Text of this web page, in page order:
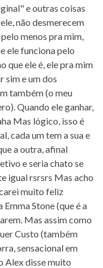
e outras coisas
não desmerecem
menos pra mim,
ele funciona pelo
que ele é, ele pra mim
sim e um dos
também (o meu
Quando ele ganhar,
Mas lógico, isso é
cada um tem a sua e
a outra, afinal
e seria chato se
igual rsrsrs Mas acho
muito feliz
Emma Stone (que é a
Mas assim como
Custo (também
sensacional em
Alex disse muito